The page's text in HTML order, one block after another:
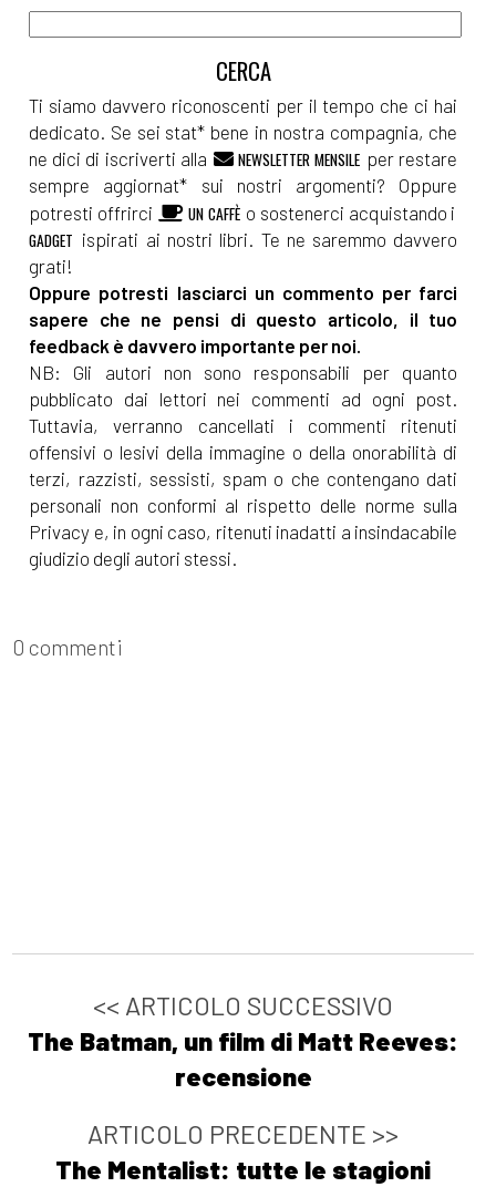
Ti siamo davvero riconoscenti per il tempo che ci hai
dedicato. Se sei stat* bene in nostra compagnia, che
ne dici di iscriverti alla
NEWSLETTER MENSILE per restare
sempre aggiornat* sui nostri argomenti? Oppure
potresti offrirci
UN CAFFÈ o sostenerci acquistando i
GADGET ispirati ai nostri libri. Te ne saremmo davvero
grati!
Oppure potresti lasciarci un commento per farci
sapere che ne pensi di questo articolo, il tuo
feedback è davvero importante per noi.
NB: Gli autori non sono responsabili per quanto
pubblicato dai lettori nei commenti ad ogni post.
Tuttavia, verranno cancellati i commenti ritenuti
offensivi o lesivi della immagine o della onorabilità di
terzi, razzisti, sessisti, spam o che contengano dati
personali non conformi al rispetto delle norme sulla
Privacy e, in ogni caso, ritenuti inadatti a insindacabile
giudizio degli autori stessi.
0 commenti
<< ARTICOLO SUCCESSIVO
The Batman, un film di Matt Reeves:
recensione
ARTICOLO PRECEDENTE >>
The Mentalist: tutte le stagioni